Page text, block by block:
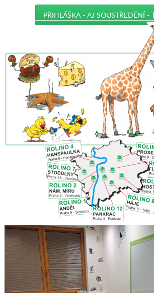
PŘIHLÁŠKA - AJ SOUSTŘEDĚNÍ -